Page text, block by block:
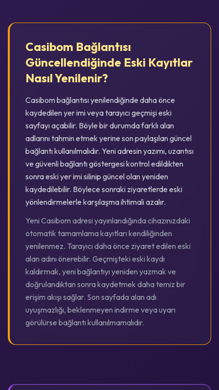
Casibom Bağlantısı
Güncellendiğinde Eski Kayıtlar
Nasıl Yenilenir?
Casibom bağlantısı yenilendiğinde daha önce
kaydedilen yer imi veya tarayıcı geçmişi eski
sayfayı açabilir. Böyle bir durumda farklı alan
adlarını tahmin etmek yerine son paylaşılan güncel
bağlantı kullanılmalıdır. Yeni adresin yazımı, uzantısı
ve güvenli bağlantı göstergesi kontrol edildikten
sonra eski yer imi silinip güncel olan yeniden
kaydedilebilir. Böylece sonraki ziyaretlerde eski
yönlendirmelerle karşılaşma ihtimali azalır.
Yeni Casibom adresi yayınlandığında cihazınızdaki
otomatik tamamlama kayıtları kendiliğinden
yenilenmez. Tarayıcı daha önce ziyaret edilen eski
alan adını önerebilir. Geçmişteki eski kaydı
kaldırmak, yeni bağlantıyı yeniden yazmak ve
doğrulandıktan sonra kaydetmek daha temiz bir
erişim akışı sağlar. Son sayfada alan adı
uyuşmazlığı, beklenmeyen indirme veya uyarı
görülürse bağlantı kullanılmamalıdır.